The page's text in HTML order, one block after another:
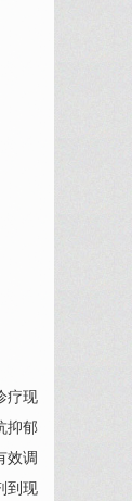
疗现
抑郁
效调
到现